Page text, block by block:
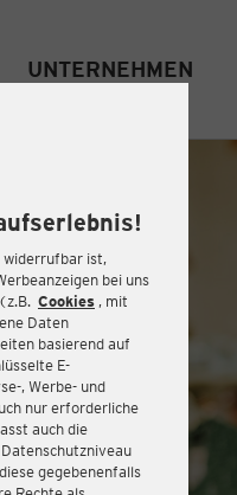
widerrufbar ist,
bei uns
Cookies , mit
Daten
basierend auf
E-
, Werbe- und
nur erforderliche
auch die
gegebenenfalls
UNTERNEHMEN